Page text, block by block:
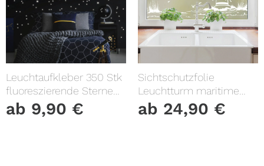
Leuchtaufkleber 350 Stk
fluoreszierende Sterne
und Punkte leuchten im
Dunklen Kinderzimmer
ab 9,90 €
Sichtschutzfolie
Leuchtturm maritime
Fensterfolie Fensterdeko
Milchglasfolie
ab 24,90 €